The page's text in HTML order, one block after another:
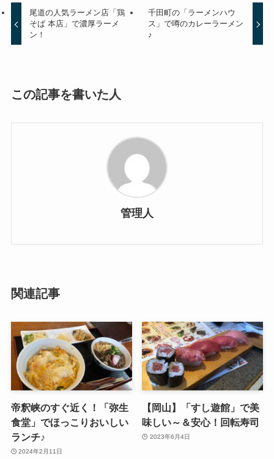
尾道の人気ラーメン店「鶏
そば 本店」で濃厚ラーメ
ン！
千田町の「ラーメンハウ
ス」で噂のカレーラーメン
♪
この記事を書いた人
管理人
関連記事
帝釈峡のすぐ近く！「弥生
食堂」でほっこりおいしい
ランチ♪
2024年2月11日
【岡山】「すし遊館」で美
味しい～＆安心！回転寿司
2023年6月4日